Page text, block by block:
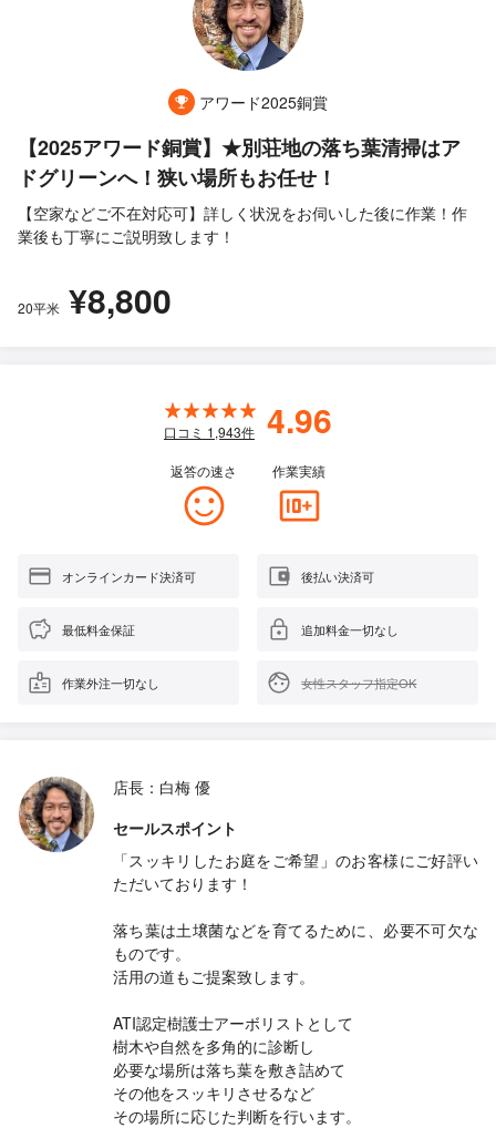
アワード2025銅賞
【2025アワード銅賞】★別荘地の落ち葉清掃はア
ドグリーンへ！狭い場所もお任せ！
【空家などご不在対応可】詳しく状況をお伺いした後に作業！作
業後も丁寧にご説明致します！
20平米 ¥8,800
口コミ 1,943件 4.96
返答の速さ 作業実績
オンラインカード決済可 後払い決済可
最低料金保証 追加料金一切なし
作業外注一切なし 女性スタッフ指定OK
店長：白梅 優
セールスポイント
「スッキリしたお庭をご希望」のお客様にご好評い
ただいております！
落ち葉は土壌菌などを育てるために、必要不可欠な
ものです。
活用の道もご提案致します。
ATI認定樹護士アーボリストとして
樹木や自然を多角的に診断し
必要な場所は落ち葉を敷き詰めて
その他をスッキリさせるなど
その場所に応じた判断を行います。